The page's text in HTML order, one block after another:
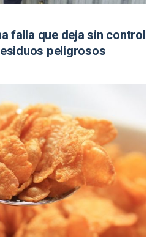
falla que deja sin control
peligrosos